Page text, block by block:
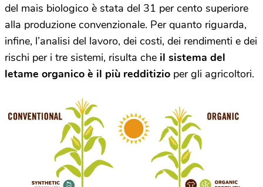
del mais biologico è stata del 31 per cento superiore
alla produzione convenzionale. Per quanto riguarda,
infine, l’analisi del lavoro, dei costi, dei rendimenti e dei
rischi per i tre sistemi, risulta che il sistema del
letame organico è il più redditizio per gli agricoltori.